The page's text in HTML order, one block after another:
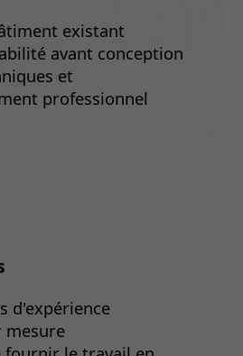
existant
avant conception
et
professionnel
d'expérience
mesure